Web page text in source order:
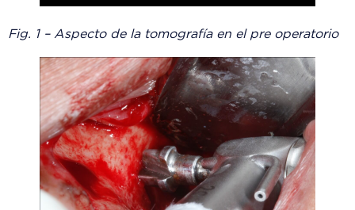
Fig. 1 – Aspecto de la tomografía en el pre operatorio